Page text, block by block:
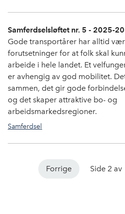
Samferdselsløftet nr. 5 - 2025-
Gode transportårer har alltid
forutsetninger for at folk skal
arbeide i hele landet. Et
er avhengig av god mobilitet.
sammen, det gir gode
og det skaper attraktive bo- og
arbeidsmarkedsregioner.
Samferdsel
Forrige Side 2 av